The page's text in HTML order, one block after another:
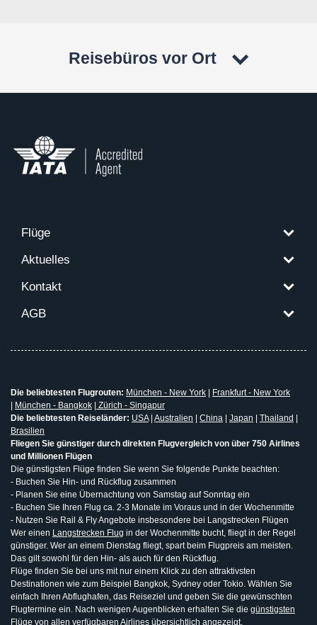
Reisebüros vor Ort
Flüge
Aktuelles
Kontakt
AGB
Die beliebtesten Flugrouten: München - New York
Frankfurt - New York
München - Bangkok
Zürich - Singapur
Die beliebtesten Reiseländer: USA| Australien China Japan Thailand
Brasilien
Fliegen Sie günstiger durch direkten Flugvergleich von über 750 Airlines
und Millionen Flügen
Die günstigsten Flüge finden Sie wenn Sie folgende Punkte beachten:
- Buchen Sie Hin- und Rückflug zusammen
- Planen Sie eine Übernachtung von Samstag auf Sonntag ein
- Buchen Sie Ihren Flug ca. 2-3 Monate im Voraus und in der Wochenmitte
- Nutzen Sie Rail & Fly Angebote insbesondere bei Langstrecken Flügen
Wer einen Langstrecken Flug in der Wochenmitte bucht, fliegt in der Regel
günstiger. Wer an einem Dienstag fliegt, spart beim Flugpreis am meisten.
Das gilt sowohl für den Hin- als auch für den Rückflug.
Flüge finden Sie bei uns mit nur einem Klick zu den attraktivsten
Destinationen wie zum Beispiel Bangkok, Sydney oder Tokio. Wählen Sie
einfach Ihren Abflughafen, das Reiseziel und geben Sie die gewünschten
Flugtermine ein. Nach wenigen Augenblicken erhalten Sie die günstigsten
Flüge von allen verfügbaren Airlines übersichtlich angezeigt.